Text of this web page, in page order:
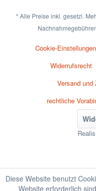
* Alle Preise inkl. gesetzl.
Cookie-Einstellungen
Widerrufsrecht
Versand und
rechtliche
Diese Website benutzt
Website erforderlich